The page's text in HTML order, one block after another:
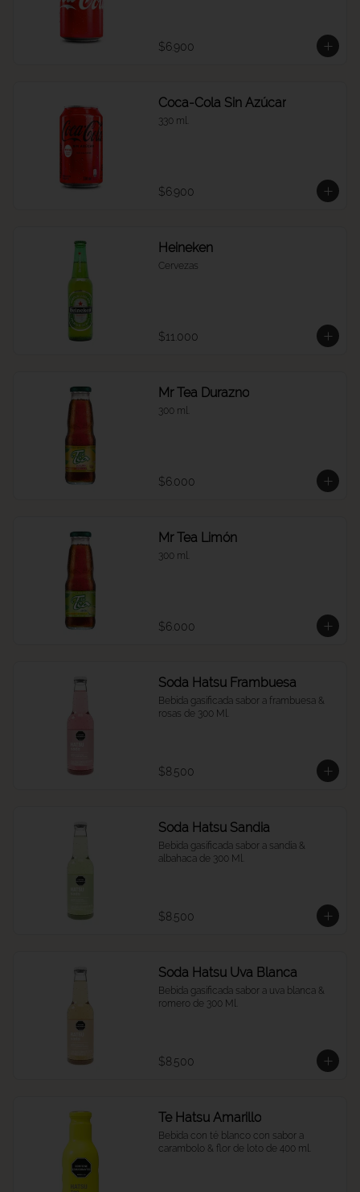
$6.900
Coca-Cola Sin Azúcar
330 ml.
$6.900
Heineken
Cervezas
$11.000
Mr Tea Durazno
300 ml.
$6.000
Mr Tea Limón
300 ml.
$6.000
Soda Hatsu Frambuesa
Bebida gasificada sabor a frambuesa &
rosas de 300 Ml.
$8.500
Soda Hatsu Sandia
Bebida gasificada sabor a sandía &
albahaca de 300 Ml.
$8.500
Soda Hatsu Uva Blanca
Bebida gasificada sabor a uva blanca &
romero de 300 Ml.
$8.500
Te Hatsu Amarillo
Bebida con té blanco con sabor a
carambolo & flor de loto de 400 ml.